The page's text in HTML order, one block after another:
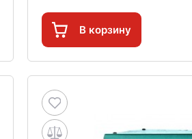
В корзину